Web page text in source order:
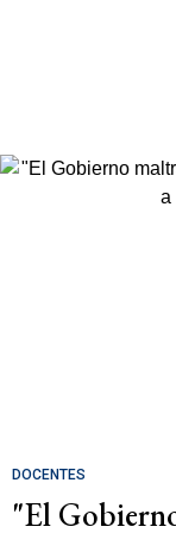
DOCENTES
"El